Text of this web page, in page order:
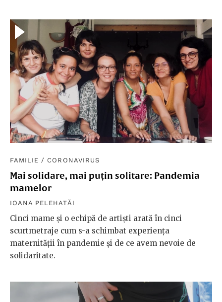
FAMILIE / CORONAVIRUS
Mai solidare, mai puțin solitare: Pandemia
mamelor
IOANA PELEHATĂI
Cinci mame și o echipă de artiști arată în cinci
scurtmetraje cum s-a schimbat experiența
maternității în pandemie și de ce avem nevoie de
solidaritate.